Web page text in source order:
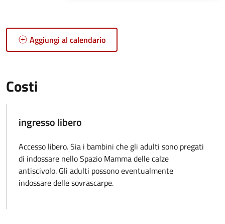
Aggiungi al calendario
Costi
ingresso libero
Accesso libero. Sia i bambini che gli adulti sono pregati
di indossare nello Spazio Mamma delle calze
antiscivolo. Gli adulti possono eventualmente
indossare delle sovrascarpe.